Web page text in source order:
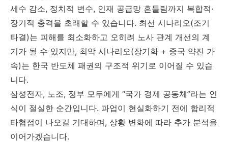
세수 감소, 정치적 변수, 인재 공급망 흔들림까지 복합적·
장기적 충격을 초래할 수 있습니다. 최선 시나리오(조기
타결)는 피해를 최소화하고 오히려 노사 관계 개선의 계
기가 될 수 있지만, 최악 시나리오(장기화 + 중국 약진 가
속)는 한국 반도체 패권의 구조적 위기로 이어질 수 있습
니다.
삼성전자, 노조, 정부 모두에게 “국가 경제 공동체”라는 인
식이 절실한 순간입니다. 파업이 현실화하기 전에 합리적
타협점이 나오길 기대하며, 상황 변화에 따라 추가 분석을
이어가겠습니다.